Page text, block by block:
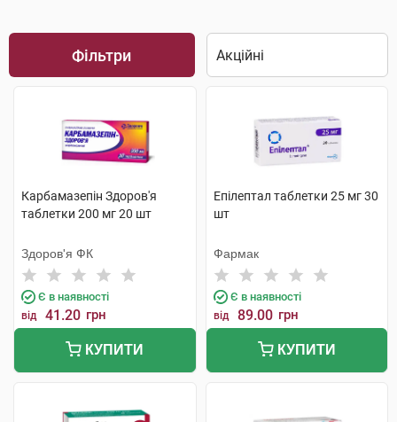
Фільтри
Карбамазепін Здоров'я
таблетки 200 мг 20 шт
Здоров'я ФК
Є в наявності
від 41.20 грн
КУПИТИ
Епілептал таблетки 25 мг 30
шт
Фармак
Є в наявності
від 89.00 грн
КУПИТИ